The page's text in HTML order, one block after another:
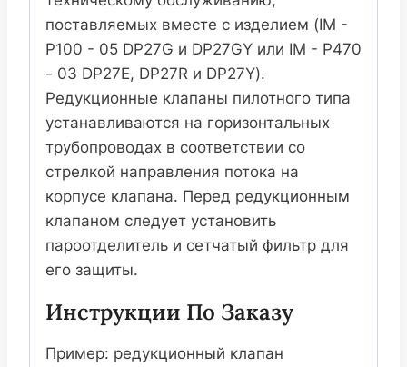
поставляемых вместе с изделием (IM -
P100 - 05 DP27G и DP27GY или IM - P470
- 03 DP27E, DP27R и DP27Y).
Редукционные клапаны пилотного типа
устанавливаются на горизонтальных
трубопроводах в соответствии со
стрелкой направления потока на
корпусе клапана. Перед редукционным
клапаном следует установить
пароотделитель и сетчатый фильтр для
его защиты.
Инструкции По Заказу
Пример: редукционный клапан